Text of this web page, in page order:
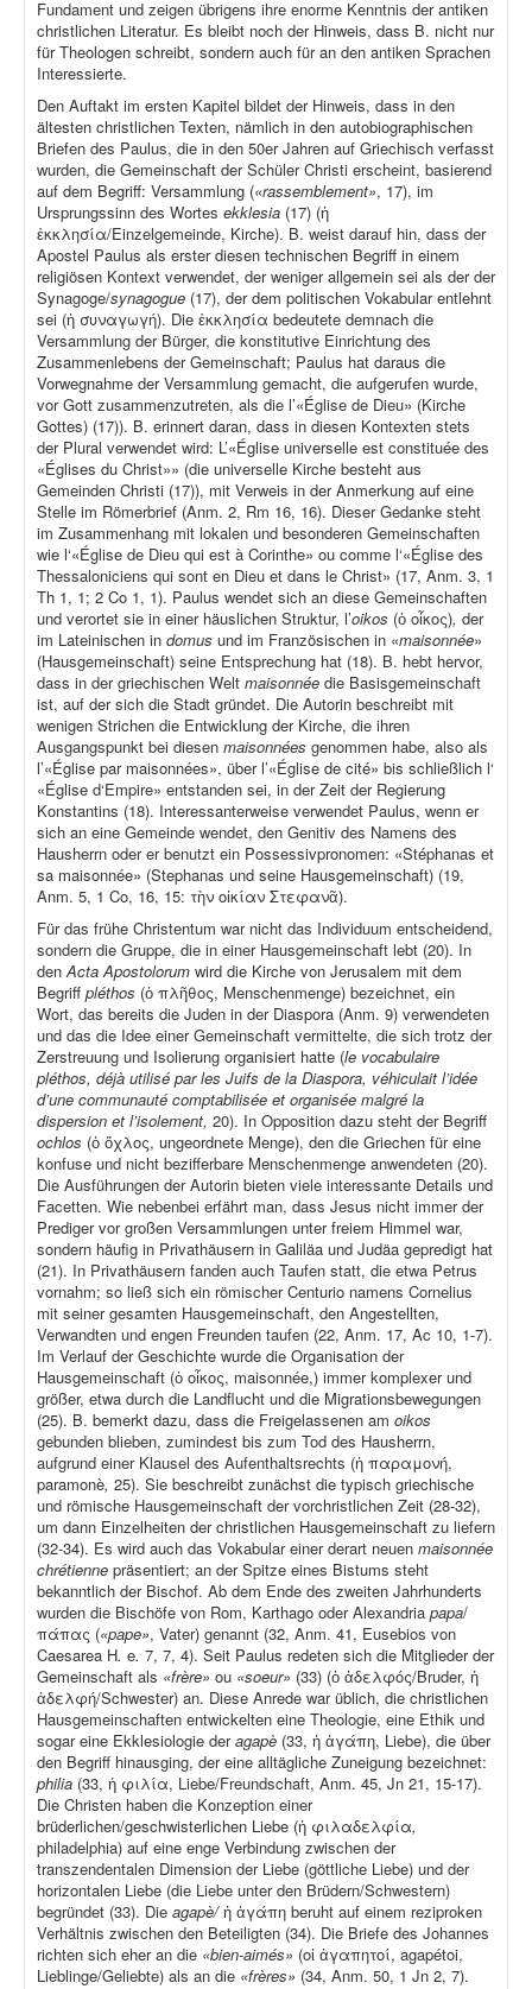
Fundament und zeigen übrigens ihre enorme Kenntnis der antiken
christlichen Literatur. Es bleibt noch der Hinweis, dass B. nicht nur
für Theologen schreibt, sondern auch für an den antiken Sprachen
Interessierte.
Den Auftakt im ersten Kapitel bildet der Hinweis, dass in den
ältesten christlichen Texten, nämlich in den autobiographischen
Briefen des Paulus, die in den 50er Jahren auf Griechisch verfasst
wurden, die Gemeinschaft der Schüler Christi erscheint, basierend
auf dem Begriff: Versammlung («rassemblement», 17), im
Ursprungssinn des Wortes ekklesia (17) (ἡ
ἐκκλησία/Einzelgemeinde, Kirche). B. weist darauf hin, dass der
Apostel Paulus als erster diesen technischen Begriff in einem
religiösen Kontext verwendet, der weniger allgemein sei als der der
Synagoge/synagogue (17), der dem politischen Vokabular entlehnt
sei (ἡ συναγωγή). Die ἐκκλησία bedeutete demnach die
Versammlung der Bürger, die konstitutive Einrichtung des
Zusammenlebens der Gemeinschaft; Paulus hat daraus die
Vorwegnahme der Versammlung gemacht, die aufgerufen wurde,
vor Gott zusammenzutreten, als die l’«Église de Dieu» (Kirche
Gottes) (17)). B. erinnert daran, dass in diesen Kontexten stets
der Plural verwendet wird: L’«Église universelle est constituée des
«Églises du Christ»» (die universelle Kirche besteht aus
Gemeinden Christi (17)), mit Verweis in der Anmerkung auf eine
Stelle im Römerbrief (Anm. 2, Rm 16, 16). Dieser Gedanke steht
im Zusammenhang mit lokalen und besonderen Gemeinschaften
wie l‘«Église de Dieu qui est à Corinthe» ou comme l‘«Église des
Thessaloniciens qui sont en Dieu et dans le Christ» (17, Anm. 3, 1
Th 1, 1; 2 Co 1, 1). Paulus wendet sich an diese Gemeinschaften
und verortet sie in einer häuslichen Struktur, l’oikos (ὁ οἶκος), der
im Lateinischen in domus und im Französischen in «maisonnée»
(Hausgemeinschaft) seine Entsprechung hat (18). B. hebt hervor,
dass in der griechischen Welt maisonnée die Basisgemeinschaft
ist, auf der sich die Stadt gründet. Die Autorin beschreibt mit
wenigen Strichen die Entwicklung der Kirche, die ihren
Ausgangspunkt bei diesen maisonnées genommen habe, also als
l’«Église par maisonnées», über l’«Église de cité» bis schließlich l‘
«Église d‘Empire» entstanden sei, in der Zeit der Regierung
Konstantins (18). Interessanterweise verwendet Paulus, wenn er
sich an eine Gemeinde wendet, den Genitiv des Namens des
Hausherrn oder er benutzt ein Possessivpronomen: «Stéphanas et
sa maisonnée» (Stephanas und seine Hausgemeinschaft) (19,
Anm. 5, 1 Co, 16, 15: τὴν οἰκίαν Στεφανᾶ).
Für das frühe Christentum war nicht das Individuum entscheidend,
sondern die Gruppe, die in einer Hausgemeinschaft lebt (20). In
denActa Apostolorum wird die Kirche von Jerusalem mit dem
Begriff pléthos (ὁ πλῆθος, Menschenmenge) bezeichnet, ein
Wort, das bereits die Juden in der Diaspora (Anm. 9) verwendeten
und das die Idee einer Gemeinschaft vermittelte, die sich trotz der
Zerstreuung und Isolierung organisiert hatte (le vocabulaire
pléthos, déjà utilisé par les Juifs de la Diaspora, véhiculait l’idée
d’une communauté comptabilisée et organisée malgré la
dispersion et l’isolement, 20). In Opposition dazu steht der Begriff
ochlos (ὁ ὄχλος, ungeordnete Menge), den die Griechen für eine
konfuse und nicht bezifferbare Menschenmenge anwendeten (20).
Die Ausführungen der Autorin bieten viele interessante Details und
Facetten. Wie nebenbei erfährt man, dass Jesus nicht immer der
Prediger vor großen Versammlungen unter freiem Himmel war,
sondern häufig in Privathäusern in Galiläa und Judäa gepredigt hat
(21). In Privathäusern fanden auch Taufen statt, die etwa Petrus
vornahm; so ließ sich ein römischer Centurio namens Cornelius
mit seiner gesamten Hausgemeinschaft, den Angestellten,
Verwandten und engen Freunden taufen (22, Anm. 17, Ac 10, 1-7).
Im Verlauf der Geschichte wurde die Organisation der
Hausgemeinschaft (ὁ οἶκος, maisonnée,) immer komplexer und
größer, etwa durch die Landflucht und die Migrationsbewegungen
(25). B. bemerkt dazu, dass die Freigelassenen am oikos
gebunden blieben, zumindest bis zum Tod des Hausherrn,
aufgrund einer Klausel des Aufenthaltsrechts (ἡ παραμονή,
paramonè, 25). Sie beschreibt zunächst die typisch griechische
und römische Hausgemeinschaft der vorchristlichen Zeit (28-32),
um dann Einzelheiten der christlichen Hausgemeinschaft zu liefern
(32-34). Es wird auch das Vokabular einer derart neuen maisonnée
chrétienne präsentiert; an der Spitze eines Bistums steht
bekanntlich der Bischof. Ab dem Ende des zweiten Jahrhunderts
wurden die Bischöfe von Rom, Karthago oder Alexandria papa/
πάπας («pape», Vater) genannt (32, Anm. 41, Eusebios von
Caesarea H. e. 7, 7, 4). Seit Paulus redeten sich die Mitglieder der
Gemeinschaft als «frère» ou «soeur» (33) (ὁ ἀδελφός/Bruder, ἡ
ἀδελφή/Schwester) an. Diese Anrede war üblich, die christlichen
Hausgemeinschaften entwickelten eine Theologie, eine Ethik und
sogar eine Ekklesiologie deragapè (33, ἡ ἀγάπη, Liebe), die über
den Begriff hinausging, der eine alltägliche Zuneigung bezeichnet:
philia (33, ἡ φιλία, Liebe/Freundschaft, Anm. 45, Jn 21, 15-17).
Die Christen haben die Konzeption einer
brüderlichen/geschwisterlichen Liebe (ἡ φιλαδελφία,
philadelphia) auf eine enge Verbindung zwischen der
transzendentalen Dimension der Liebe (göttliche Liebe) und der
horizontalen Liebe (die Liebe unter den Brüdern/Schwestern)
begründet (33). Die agapè/ἡ ἀγάπη beruht auf einem reziproken
Verhältnis zwischen den Beteiligten (34). Die Briefe des Johannes
richten sich eher an die «bien-aimés» (οἱ ἀγαπητοί, agapétoi,
Lieblinge/Geliebte) als an die «frères» (34, Anm. 50, 1 Jn 2, 7).